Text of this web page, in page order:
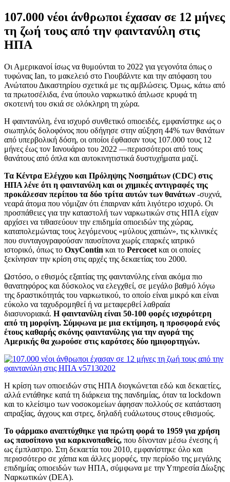
107.000 νέοι άνθρωποι έχασαν σε 12 μήνες
τη ζωή τους από την φαιντανύλη στις
ΗΠΑ
Οι Αμερικανοί ίσως να θυμούνται το 2022 για γεγονότα όπως ο
τυφώνας Ian, το μακελειό στο Γιουβάλντε και την απόφαση του
Ανώτατου Δικαστηρίου σχετικά με τις αμβλώσεις. Όμως, κάτω από
τα πρωτοσέλιδα, ένα ύπουλο ναρκωτικό άπλωσε κρυφά τη
σκοτεινή του σκιά σε ολόκληρη τη χώρα.
Η φαιντανύλη, ένα ισχυρό συνθετικό οπιοειδές, εμφανίστηκε ως ο
σιωπηλός δολοφόνος που οδήγησε στην αύξηση 44% των θανάτων
από υπερβολική δόση, οι οποίοι έφθασαν τους 107.000 τους 12
μήνες έως τον Ιανουάριο του 2022 —περισσότεροι από τους
θανάτους από όπλα και αυτοκινητιστικά δυστυχήματα μαζί.
Τα Κέντρα Ελέγχου και Πρόληψης Νοσημάτων (CDC) στις
ΗΠΑ λένε ότι η φαιντανύλη και οι χημικές αντιγραφές της
προκάλεσαν περίπου τα δύο τρίτα αυτών των θανάτων -συχνά,
νεαρά άτομα που νόμιζαν ότι έπαιρναν κάτι λιγότερο ισχυρό. Οι
προσπάθειες για την καταστολή των ναρκωτικών στις ΗΠΑ είχαν
αρχίσει να τιθασεύουν την επιδημία οπιοειδών της χώρας,
καταπολεμώντας τους λεγόμενους «μύλους χαπιών», τις κλινικές
που συνταγογραφούσαν παυσίπονα χωρίς επαρκές ιατρικό
ιστορικό, όπως το OxyContin και το Percocet και οι οποίες
ξεκίνησαν την κρίση στις αρχές της δεκαετίας του 2000.
Ωστόσο, ο εθισμός εξαιτίας της φαιντανύλης είναι ακόμα πιο
θανατηφόρος και δύσκολος να ελεγχθεί, σε μεγάλο βαθμό λόγω
της δραστικότητάς του ναρκωτικού, το οποίο είναι μικρό και είναι
εύκολο να ταχυδρομηθεί ή να μεταφερθεί λαθραία
διασυνοριακά. Η φαιντανύλη είναι 50-100 φορές ισχυρότερη
από τη μορφίνη. Σύμφωνα με μια εκτίμηση, η προσφορά ενός
έτους καθαρής σκόνης φαιντανύλης για την αγορά της
Αμερικής θα χωρούσε στις καρότσες δύο ημιφορτηγών.
Η κρίση των οπιοειδών στις ΗΠΑ διογκώνεται εδώ και δεκαετίες,
αλλά εντάθηκε κατά τη διάρκεια της πανδημίας, όταν τα lockdown
και το κλείσιμο των νοσοκομείων άφησαν πολλούς σε κατάσταση
απραξίας, άγχους και στρες, δηλαδή ευάλωτους στους εθισμούς.
Το φάρμακο αναπτύχθηκε για πρώτη φορά το 1959 για χρήση
ως παυσίπονο για καρκινοπαθείς, που δίνονταν μέσω ένεσης ή
ως έμπλαστρο. Στη δεκαετία του 2010, εμφανίστηκε όλο και
περισσότερο σε χάπια και άλλες μορφές, την περίοδο της μεγάλης
επιδημίας οπιοειδών των ΗΠΑ, σύμφωνα με την Υπηρεσία Δίωξης
Ναρκωτικών (DEA).